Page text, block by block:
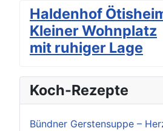
Haldenhof
Kleiner Wohnplatz
mit ruhiger Lage
Koch-Rezepte
Bündner Gerstensuppe –